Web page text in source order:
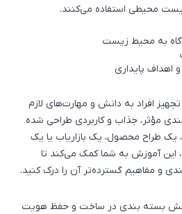
محیطی استفاده می‌کنند.
به محیط زیست
اهداف پایداری
افراد به دانش و مهارت‌های لازم
مؤثر، جذاب و کاربردی طراحی شده
طراح محصول، یک بازاریاب یا یک
آموزش به شما کمک می‌کند تا
و مفاهیم گسترده‌تر آن را درک کنید.
بسته بندی در ساخت و حفظ هویت